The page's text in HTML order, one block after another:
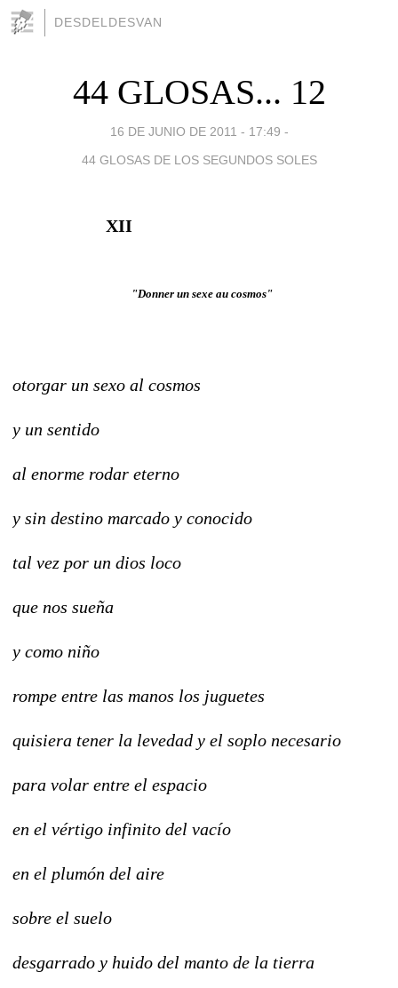
DESDELDESVAN
44 GLOSAS... 12
16 DE JUNIO DE 2011 - 17:49 -
44 GLOSAS DE LOS SEGUNDOS SOLES
XII
"Donner un sexe au cosmos"
otorgar un sexo al cosmos
y un sentido
al enorme rodar eterno
y sin destino marcado y conocido
tal vez por un dios loco
que nos sueña
y como niño
rompe entre las manos los juguetes
quisiera tener la levedad y el soplo necesario
para volar entre el espacio
en el vértigo infinito del vacío
en el plumón del aire
sobre el suelo
desgarrado y huido del manto de la tierra